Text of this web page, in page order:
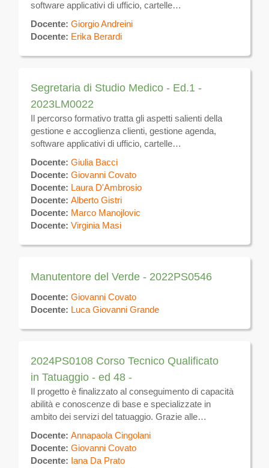
software applicativi di ufficio, cartelle
composto da AdA 1638 Accoglienza + AdA 1640 –
Docente: Giorgio Andreini
Docente: Erika Berardi
Segretaria di Studio Medico - Ed.1 -
2023LM0022
Il percorso formativo tratta gli aspetti salienti della
gestione e accoglienza clienti, gestione agenda,
software applicativi di ufficio, cartelle
Docente: Giulia Bacci
Docente: Giovanni Covato
Docente: Laura D'Ambrosio
Docente: Alberto Gistri
Docente: Marco Manojlovic
Docente: Virginia Masi
Manutentore del Verde - 2022PS0546
Docente: Giovanni Covato
Docente: Luca Giovanni Grande
2024PS0108 Corso Tecnico Qualificato
in Tatuaggio - ed 48 -
Il progetto è finalizzato al conseguimento di capacità
abilità e conoscenze di base e specializzate in
ambito dei servizi del tatuaggio. Grazie alle
realizzare tatuaggi sulla superficie del corpo
Docente: Annapaola Cingolani
Docente: Giovanni Covato
Docente: Iana Da Prato